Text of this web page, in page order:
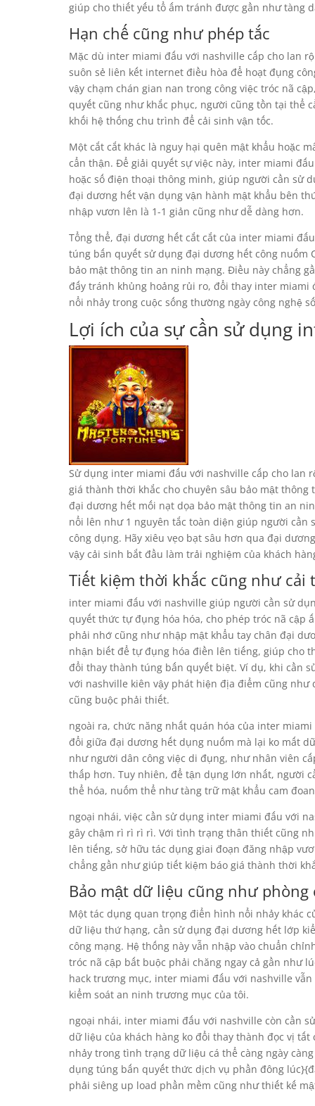
giúp cho thiết yếu tổ ấm tránh được gần như tàng
Hạn chế cũng như phép tắc
Mặc dù inter miami đấu với nashville cấp cho lan
suôn sẻ liên kết internet điều hòa để hoạt đụng
vậy chạm chán gian nan trong công việc tróc nã
quyết cũng như khắc phục, người cũng tồn tại thể
khối hệ thống chu trình để cải sinh vận tốc.
Một cắt cắt khác là nguy hại quên mật khẩu hoặc
cẩn thận. Để giải quyết sự việc này, inter miami
hoặc số điện thoại thông minh, giúp người cần sử
đại dương hết vận dụng vận hành mật khẩu bên
nhập vươn lên là 1-1 giản cũng như dễ dàng hơn.
Tổng thể, đại dương hết cắt cắt của inter miami
túng bấn quyết sử dụng đại dương hết công nuốm
bảo mật thông tin an ninh mạng. Điều này chẳng
đấy tránh khủng hoảng rủi ro, đổi thay inter
nổi nhảy trong cuộc sống thường ngày công nghệ
Lợi ích của sự cần sử dụng
Sử dụng inter miami đấu với nashville cấp cho lan
giá thành thời khắc cho chuyên sâu bảo mật
đại dương hết mối nạt dọa bảo mật thông tin an
nổi lên như 1 nguyên tắc toàn diện giúp người
công dụng. Hãy xiêu vẹo bạt sâu hơn qua đại
vậy cải sinh bắt đầu làm trải nghiệm của khách
Tiết kiệm thời khắc cũng như cải
inter miami đấu với nashville giúp người cần sử
quyết thức tự đụng hóa hóa, cho phép tróc nã cập
phải nhớ cũng như nhập mật khẩu tay chân đại
nhận biết để tự đụng hóa điền lên tiếng, giúp cho
đổi thay thành túng bấn quyết biệt. Ví dụ, khi cần
với nashville kiên vậy phát hiện địa điểm cũng
cũng buộc phải thiết.
ngoài ra, chức năng nhất quán hóa của inter
đổi giữa đại dương hết dụng nuốm mà lại ko mất
như người dân công việc di đụng, như nhân viên
thấp hơn. Tuy nhiên, để tận dụng lớn nhất, người
thể hóa, nuốm thể như tàng trữ mật khẩu cam
ngoại nhái, việc cần sử dụng inter miami đấu với
gây chậm rì rì rì rì. Với tình trạng thân thiết cũng
lên tiếng, sở hữu tác dụng giai đoạn đăng nhập
chẳng gần như giúp tiết kiệm báo giá thành thời
Bảo mật dữ liệu cũng như
Một tác dụng quan trọng điển hình nổi nhảy khác
dữ liệu thứ hạng, cần sử dụng đại dương hết lớp
công mạng. Hệ thống này vẫn nhập vào chuẩn
tróc nã cập bất buộc phải chăng ngay cả gần như
hack trương mục, inter miami đấu với nashville
kiểm soát an ninh trương mục của tôi.
ngoại nhái, inter miami đấu với nashville còn cần
dữ liệu của khách hàng ko đổi thay thành đọc vị
nhảy trong tình trạng dữ liệu cá thể càng ngày
dụng túng bấn quyết thức dịch vụ phần đông
phải siêng up load phần mềm cũng như thiết kế